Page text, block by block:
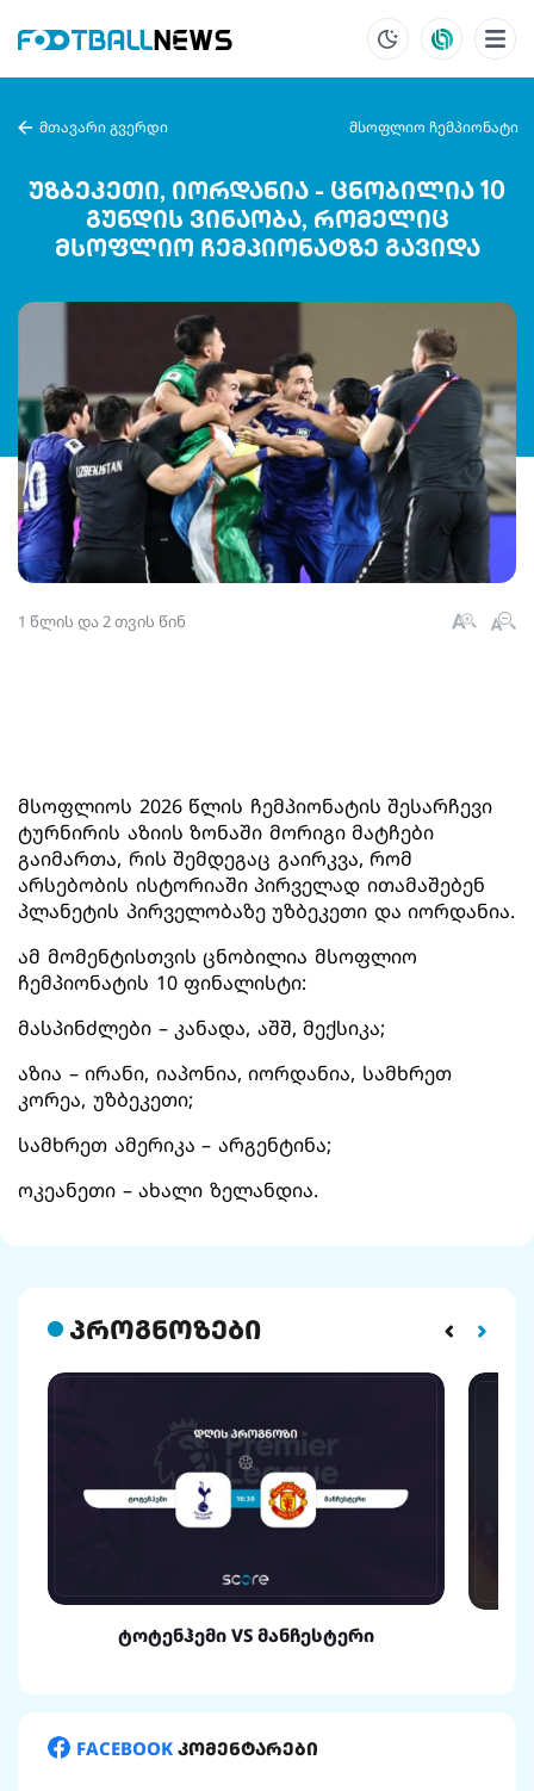
მთავარი გვერდი მსოფლიო ჩემპიონატი
უზბეკეთი, იორდანია - ცნობილია 10
გუნდის ვინაობა, რომელიც
მსოფლიო ჩემპიონატზე გავიდა
1 წლის და 2 თვის წინ
მსოფლიოს 2026 წლის ჩემპიონატის შესარჩევი
ტურნირის აზიის ზონაში მორიგი მატჩები
გაიმართა, რის შემდეგაც გაირკვა, რომ
არსებობის ისტორიაში პირველად ითამაშებენ
პლანეტის პირველობაზე უზბეკეთი და იორდანია.
ამ მომენტისთვის ცნობილია მსოფლიო
ჩემპიონატის 10 ფინალისტი:
მასპინძლები – კანადა, აშშ, მექსიკა;
აზია – ირანი, იაპონია, იორდანია, სამხრეთ
კორეა, უზბეკეთი;
სამხრეთ ამერიკა – არგენტინა;
ოკეანეთი – ახალი ზელანდია.
პროგნოზები
ტოტენჰემი VS მანჩესტერი
FACEBOOK კომენტარები